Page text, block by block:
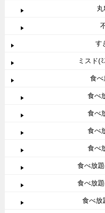
す
ミスド(
食
食べ
食べ
食べ
食べ
食べ放
食べ放
食べ放